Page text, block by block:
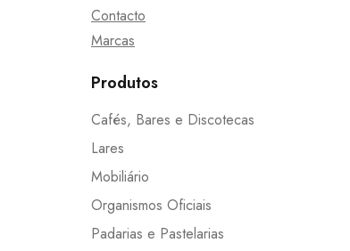
Contacto
Marcas
Produtos
Cafés, Bares e Discotecas
Lares
Mobiliário
Organismos Oficiais
Padarias e Pastelarias